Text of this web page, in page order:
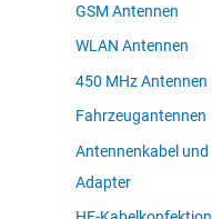
GSM Antennen
WLAN Antennen
450 MHz Antennen
Fahrzeugantennen
Antennenkabel und
Adapter